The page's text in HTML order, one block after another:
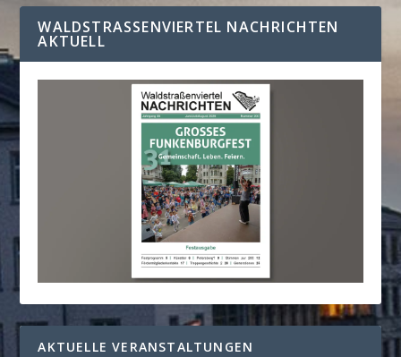
WALDSTRASSENVIERTEL NACHRICHTEN A
KTUELL
AKTUELLE VERANSTALTUNGEN